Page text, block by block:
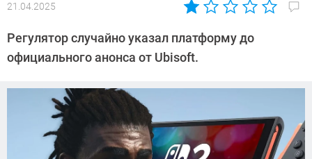
21.04.2025
Автор:
Довлатова
Регулятор случайно указал платформу до
официального анонса от Ubisoft.